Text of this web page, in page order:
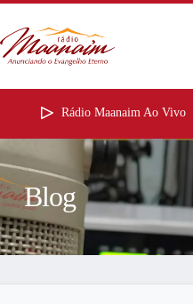
Rádio Maanaim Ao Vivo
Blog